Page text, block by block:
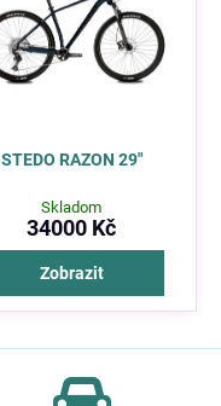
STEDO RAZON 29″
Skladom
34000 Kč
Zobrazit